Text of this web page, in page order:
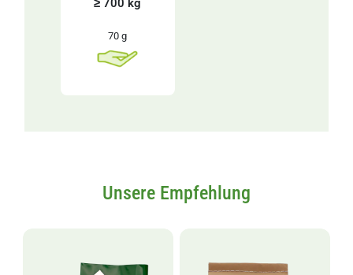
≥ 700 kg
70 g
Unsere Empfehlung